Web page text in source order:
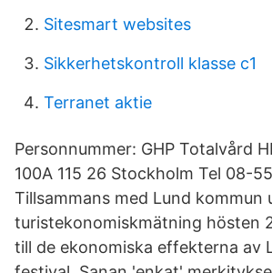
Sitesmart websites
Sikkerhetskontroll klasse c1
Terranet aktie
Personnummer: GHP Totalvård
100A 115 26 Stockholm Tel 08-
Tillsammans med Lund kommun
turistekonomiskmätning hösten
till de ekonomiska effekterna av